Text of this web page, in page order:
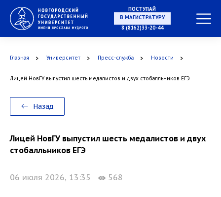
ПОСТУПАЙ
НА СПЕЦИАЛИТЕТ
8 (8162)33-20-44
Главная Университет Пресс-служба Новости
Лицей НовГУ выпустил шесть медалистов и двух стобалльников ЕГЭ
Назад
Лицей НовГУ выпустил шесть медалистов и двух
стобалльников ЕГЭ
06 июля 2026, 13:35 568